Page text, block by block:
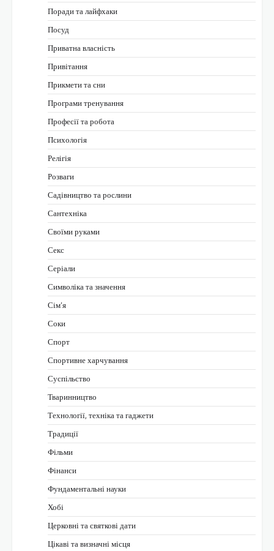
Поради та лайфхаки
Посуд
Приватна власність
Привітання
Прикмети та сни
Програми тренування
Професії та робота
Психологія
Релігія
Розваги
Садівництво та рослини
Сантехніка
Своїми руками
Секс
Серіали
Символіка та значення
Сім’я
Соки
Спорт
Спортивне харчування
Суспільство
Тваринництво
Технології, техніка та гаджети
Традиції
Фільми
Фінанси
Фундаментальні науки
Хобі
Церковні та святкові дати
Цікаві та визначні місця